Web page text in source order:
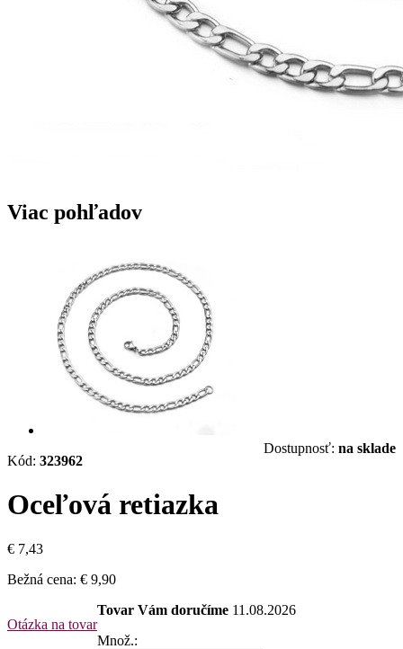
Viac pohľadov
Kód: 323962
Dostupnosť: na sklade
Oceľová retiazka
€ 7,43
Bežná cena: € 9,90
Otázka na tovar
Tovar Vám doručíme 11.08.2026
Množ.: